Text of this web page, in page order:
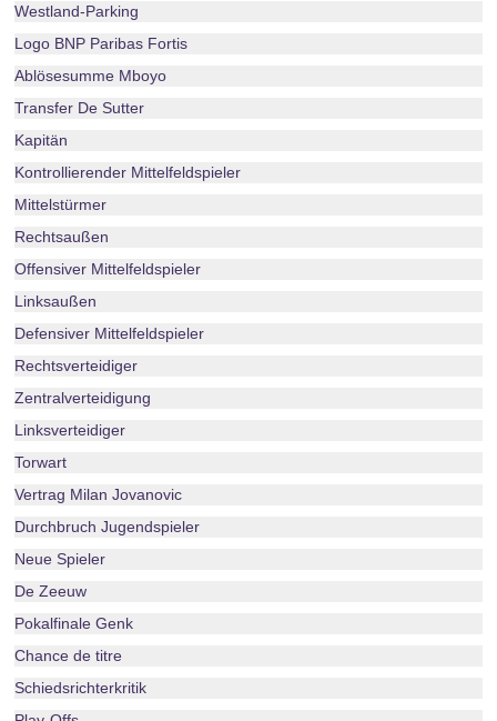
Westland-Parking
Logo BNP Paribas Fortis
Ablösesumme Mboyo
Transfer De Sutter
Kapitän
Kontrollierender Mittelfeldspieler
Mittelstürmer
Rechtsaußen
Offensiver Mittelfeldspieler
Linksaußen
Defensiver Mittelfeldspieler
Rechtsverteidiger
Zentralverteidigung
Linksverteidiger
Torwart
Vertrag Milan Jovanovic
Durchbruch Jugendspieler
Neue Spieler
De Zeeuw
Pokalfinale Genk
Chance de titre
Schiedsrichterkritik